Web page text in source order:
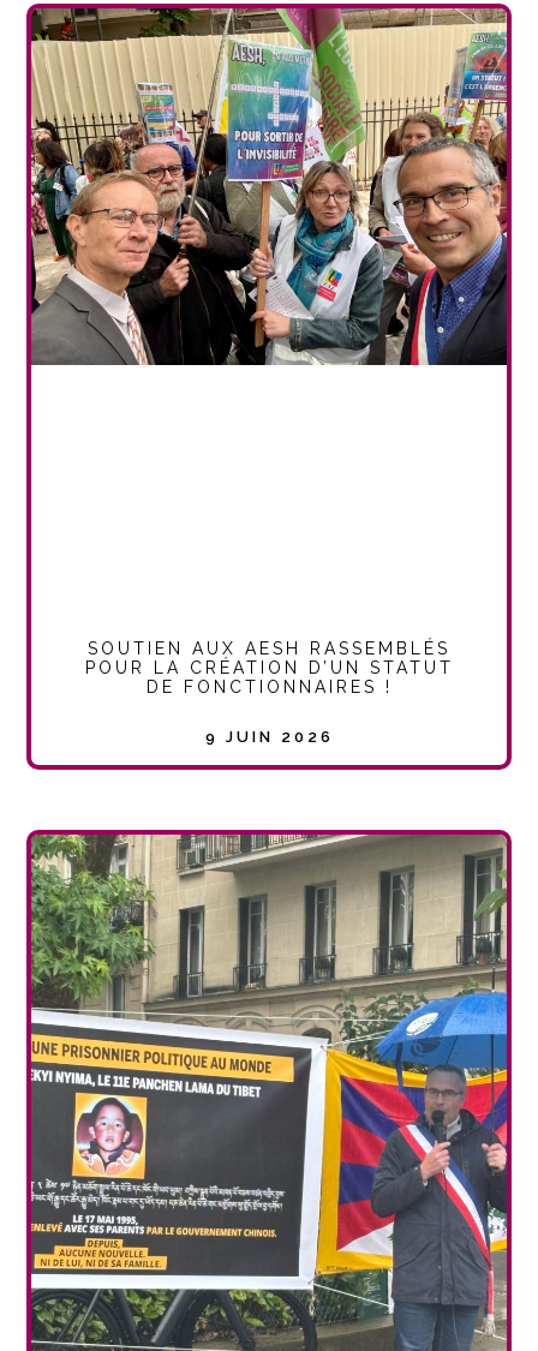
SOUTIEN AUX AESH RASSEMBLÉS
POUR LA CRÉATION D’UN STATUT
DE FONCTIONNAIRES !
9 JUIN 2026